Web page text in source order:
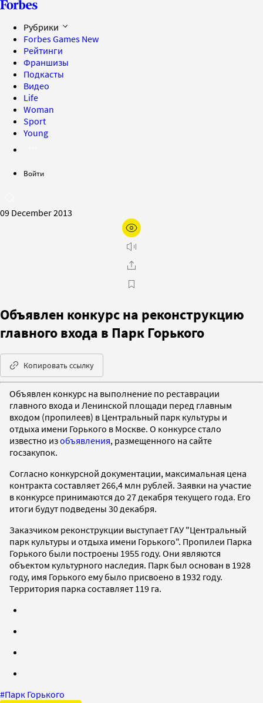
Рубрики
Forbes Games New
Рейтинги
Франшизы
Подкасты
Видео
Life
Woman
Sport
Young
Войти
09 December 2013
Объявлен конкурс на реконструкцию
главного входа в Парк Горького
Копировать ссылку
Объявлен конкурс на выполнение по реставрации
главного входа и Ленинской площади перед главным
входом (пропилеев) в Центральный парк культуры и
отдыха имени Горького в Москве. О конкурсе стало
известно изобъявления, размещенного на сайте
госзакупок.
Согласно конкурсной документации, максимальная цена
контракта составляет 266,4 млн рублей. Заявки на участие
в конкурсе принимаются до 27 декабря текущего года. Его
итоги будут подведены 30 декабря.
Заказчиком реконструкции выступает ГАУ "Центральный
парк культуры и отдыха имени Горького". Пропилеи Парка
Горького были построены 1955 году. Они являются
объектом культурного наследия. Парк был основан в 1928
году, имя Горького ему было присвоено в 1932 году.
Территория парка составляет 119 га.
#Парк Горького